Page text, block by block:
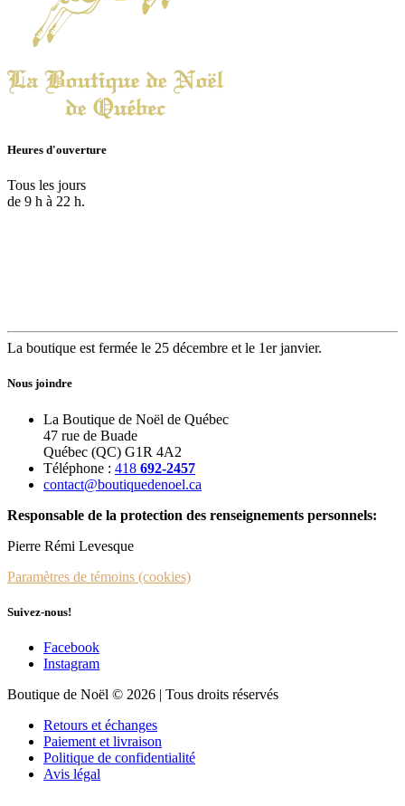
Heures d'ouverture
Tous les jours
de 9 h à 22 h.
La boutique est fermée le 25 décembre et le 1er janvier.
Nous joindre
La Boutique de Noël de Québec
47 rue de Buade
Québec (QC) G1R 4A2
Téléphone : 418 692-2457
contact@boutiquedenoel.ca
Responsable de la protection des renseignements personnels:
Pierre Rémi Levesque
Paramètres de témoins (cookies)
Suivez-nous!
Facebook
Instagram
Boutique de Noël © 2026 | Tous droits réservés
Retours et échanges
Paiement et livraison
Politique de confidentialité
Avis légal